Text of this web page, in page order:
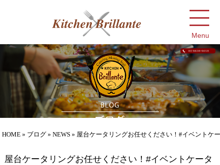
Menu
HOME » ブログ »NEWS » 屋台ケータリングお任せください！#イベントケ
屋台ケータリングお任せください！#イベントケータ